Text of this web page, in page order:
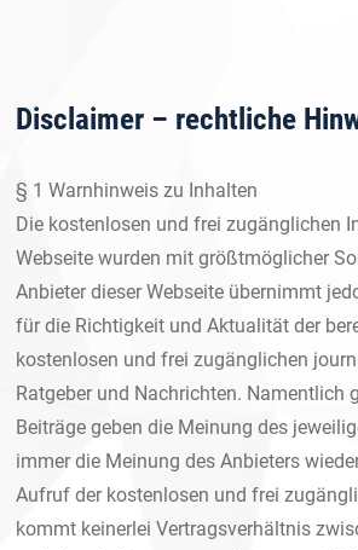
Disclaimer – rechtliche
§ 1 Warnhinweis zu Inhalten
Die kostenlosen und frei zugänglichen
Webseite wurden mit größtmöglicher
Anbieter dieser Webseite übernimmt
für die Richtigkeit und Aktualität der
kostenlosen und frei zugänglichen
Ratgeber und Nachrichten. Namentlich
Beiträge geben die Meinung des
immer die Meinung des Anbieters
Aufruf der kostenlosen und frei
kommt keinerlei Vertragsverhältnis